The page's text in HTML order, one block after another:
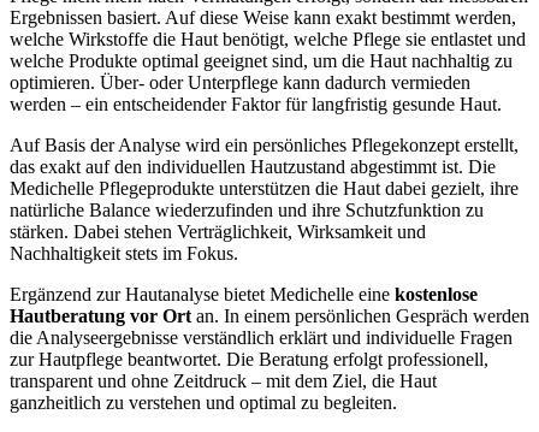
Ergebnissen basiert. Auf diese Weise kann exakt bestimmt werden,
welche Wirkstoffe die Haut benötigt, welche Pflege sie entlastet und
welche Produkte optimal geeignet sind, um die Haut nachhaltig zu
optimieren. Über- oder Unterpflege kann dadurch vermieden
werden – ein entscheidender Faktor für langfristig gesunde Haut.
Auf Basis der Analyse wird ein persönliches Pflegekonzept erstellt,
das exakt auf den individuellen Hautzustand abgestimmt ist. Die
Medichelle Pflegeprodukte unterstützen die Haut dabei gezielt, ihre
natürliche Balance wiederzufinden und ihre Schutzfunktion zu
stärken. Dabei stehen Verträglichkeit, Wirksamkeit und
Nachhaltigkeit stets im Fokus.
Ergänzend zur Hautanalyse bietet Medichelle eine kostenlose
Hautberatung vor Ortan. In einem persönlichen Gespräch werden
die Analyseergebnisse verständlich erklärt und individuelle Fragen
zur Hautpflege beantwortet. Die Beratung erfolgt professionell,
transparent und ohne Zeitdruck – mit dem Ziel, die Haut
ganzheitlich zu verstehen und optimal zu begleiten.